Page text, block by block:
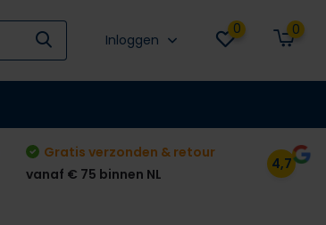
Inloggen
0 0
Gratis verzonden & retour
vanaf € 75 binnen NL
4,7